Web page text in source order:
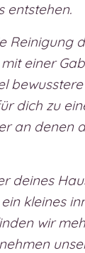
entstehen.
Reinigung
einer
dich zu
an denen
deines
kleines
wir